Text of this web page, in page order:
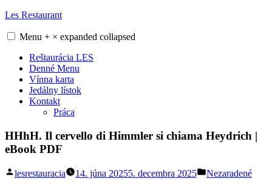
Skip
content
Les Restaurant
Menu + × expanded collapsed
Reštaurácia LES
Denné Menu
Vínna karta
Jedálny lístok
Kontakt
Práca
HHhH. Il cervello di Himmler si chiama Heydrich |
eBook PDF
Posted
lesrestauracia 14. júna 20255. decembra 2025
Posted
Nezaradené